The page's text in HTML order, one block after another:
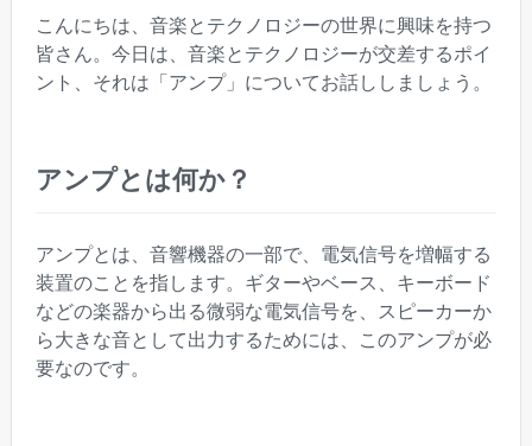
こんにちは、音楽とテクノロジーの世界に興味を持つ
皆さん。今日は、音楽とテクノロジーが交差するポイ
ント、それは「アンプ」についてお話ししましょう。
アンプとは何か？
アンプとは、音響機器の一部で、電気信号を増幅する
装置のことを指します。ギターやベース、キーボード
などの楽器から出る微弱な電気信号を、スピーカーか
ら大きな音として出力するためには、このアンプが必
要なのです。